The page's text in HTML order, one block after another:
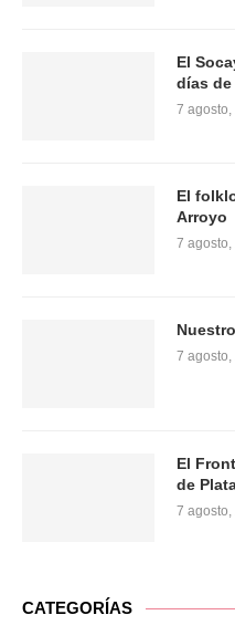
El
días
7 agosto,
El
Arroyo
7 agosto,
7 agosto,
El
de
7 agosto,
CATEGORÍAS